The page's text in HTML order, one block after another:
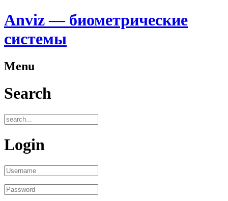
Anviz — биометрические
системы
Menu
Search
Login